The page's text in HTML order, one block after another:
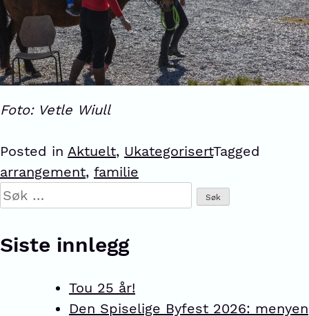
Foto: Vetle Wiull
Posted in Aktuelt, UkategorisertTagged
arrangement, familie
Siste innlegg
Tou 25 år!
Den Spiselige Byfest 2026: menyen